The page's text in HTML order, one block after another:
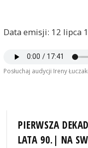
Data emisji: 12 lipca
Posłuchaj audycji Ireny
PIERWSZA
LATA 90.| NA